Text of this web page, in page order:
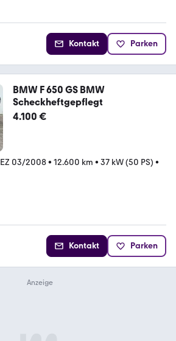
Kontakt Parken
BMW F 650 GS BMW
Scheckheftgepflegt
4.100 €
EZ 03/2008• 12.600 km • 37 kW (50 PS) •
Kontakt Parken